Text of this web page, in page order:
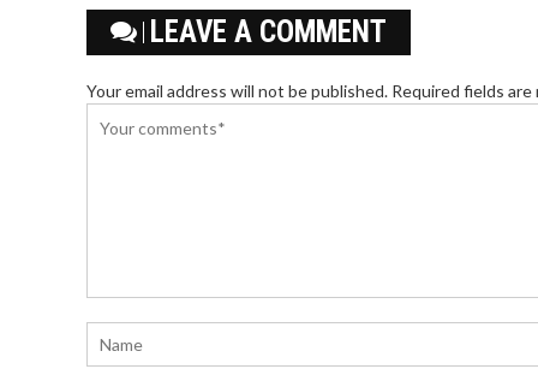
LEAVE A COMMENT
Your email address will not be published. Required fields are